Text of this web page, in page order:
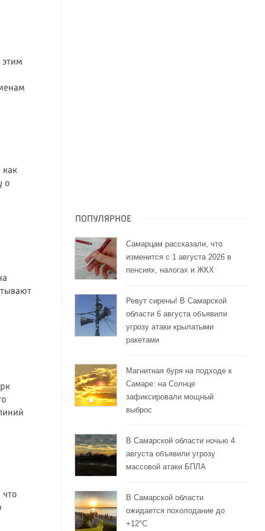
этим
как
о
что
ПОПУЛЯРНОЕ
Самарцам рассказали, что
изменится с 1 августа 2026 в
пенсиях, налогах и ЖКХ
Ревут сирены! В Самарской
области 6 августа объявили
угрозу атаки крылатыми
ракетами
Магнитная буря на подходе к
Самаре: на Солнце
зафиксировали мощный
выброс
В Самарской области ночью 4
августа объявили угрозу
массовой атаки БПЛА
В Самарской области
ожидается похолодание до
+12°C